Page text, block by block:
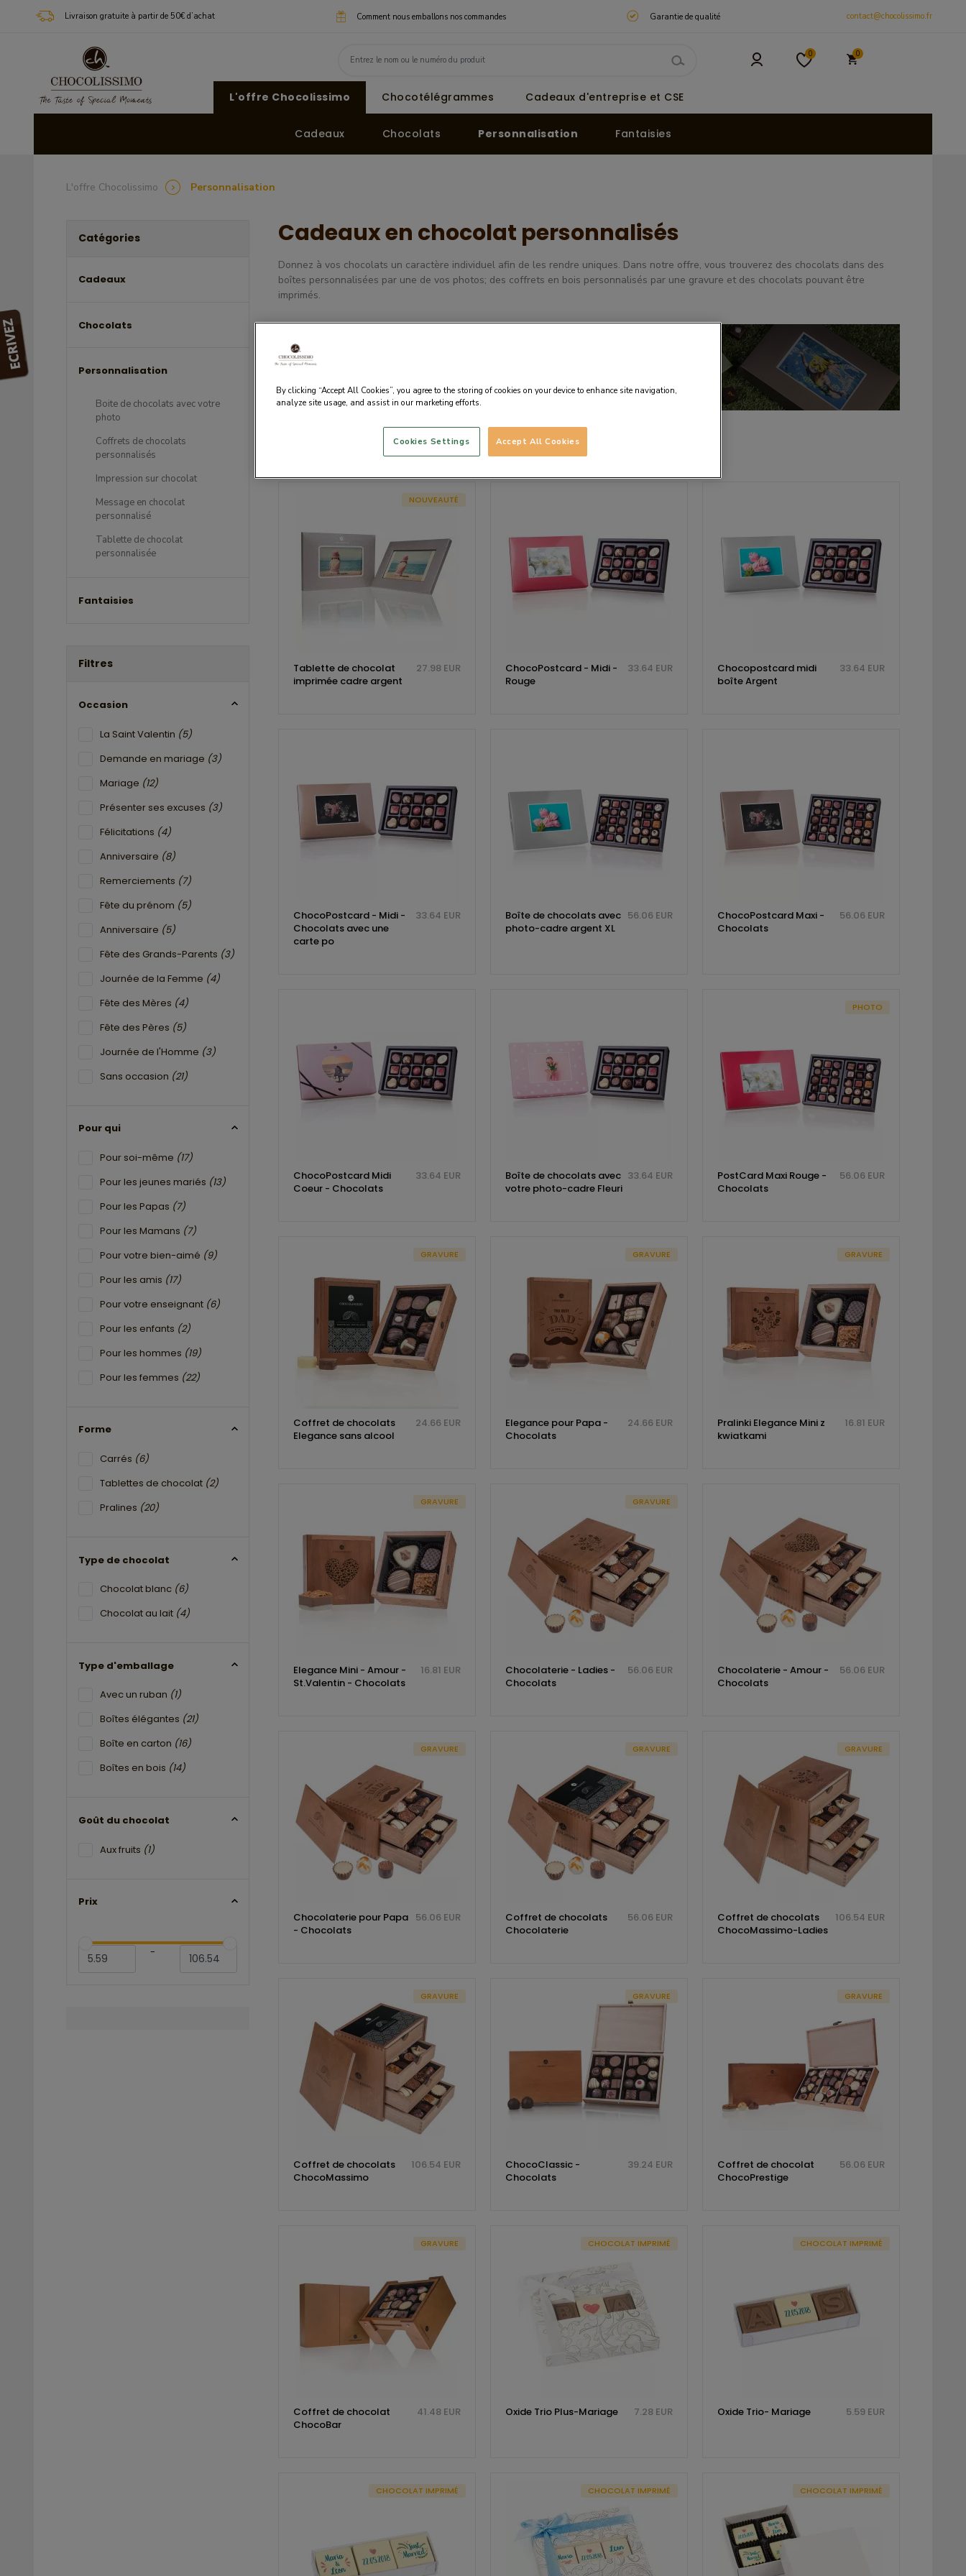
Livraison gratuite à partir de 50€ d’achat Comment nous emballons nos commandes Garantie de qualité contact@chocolissimo.fr
0 0
L'offre Chocolissimo Chocotélégrammes Cadeaux d'entreprise et CSE
Cadeaux Chocolats Personnalisation Fantaisies
L'offre Chocolissimo Personnalisation
Catégories
Cadeaux
Chocolats
Personnalisation
Boite de chocolats avec votre
photo
Coffrets de chocolats
personnalisés
Impression sur chocolat
Message en chocolat
personnalisé
Tablette de chocolat
personnalisée
Fantaisies
Filtres
Occasion
La Saint Valentin (5)
Demande en mariage (3)
Mariage (12)
Présenter ses excuses (3)
Félicitations (4)
Anniversaire (8)
Remerciements (7)
Fête du prénom (5)
Anniversaire (5)
Fête des Grands-Parents (3)
Journée de la Femme (4)
Fête des Mères (4)
Fête des Pères (5)
Journée de l'Homme (3)
Sans occasion (21)
Pour qui
Pour soi-même (17)
Pour les jeunes mariés (13)
Pour les Papas (7)
Pour les Mamans (7)
Pour votre bien-aimé (9)
Pour les amis (17)
Pour votre enseignant (6)
Pour les enfants (2)
Pour les hommes (19)
Pour les femmes (22)
Forme
Carrés (6)
Tablettes de chocolat (2)
Pralines (20)
Type de chocolat
Chocolat blanc (6)
Chocolat au lait (4)
Type d'emballage
Avec un ruban (1)
Boîtes élégantes (21)
Boîte en carton (16)
Boîtes en bois (14)
Goût du chocolat
Aux fruits (1)
Prix
-
Cadeaux en chocolat personnalisés
Donnez à vos chocolats un caractère individuel afin de les rendre uniques. Dans notre offre, vous trouverez des chocolats dans des
boîtes personnalisées par une de vos photos; des coffrets en bois personnalisés par une gravure et des chocolats pouvant être
imprimés.
Personnalisation
Par défaut
NOUVEAUTÉ
Tablette de chocolat
imprimée cadre argent
27.98 EUR
ChocoPostcard - Midi -
Rouge
33.64 EUR
Chocopostcard midi
boîte Argent
33.64 EUR
ChocoPostcard - Midi -
Chocolats avec une
carte po
33.64 EUR
Boîte de chocolats avec
photo-cadre argent XL
56.06 EUR
ChocoPostcard Maxi -
Chocolats
56.06 EUR
ChocoPostcard Midi
Coeur - Chocolats
33.64 EUR
Boîte de chocolats avec
votre photo-cadre Fleuri
33.64 EUR
PHOTO
PostCard Maxi Rouge -
Chocolats
56.06 EUR
GRAVURE
Coffret de chocolats
Elegance sans alcool
24.66 EUR
GRAVURE
Elegance pour Papa -
Chocolats
24.66 EUR
GRAVURE
Pralinki Elegance Mini z
kwiatkami
16.81 EUR
GRAVURE
Elegance Mini - Amour -
St.Valentin - Chocolats
16.81 EUR
GRAVURE
Chocolaterie - Ladies -
Chocolats
56.06 EUR
Chocolaterie - Amour -
Chocolats
56.06 EUR
GRAVURE
Chocolaterie pour Papa
- Chocolats
56.06 EUR
GRAVURE
Coffret de chocolats
Chocolaterie
56.06 EUR
GRAVURE
Coffret de chocolats
ChocoMassimo-Ladies
106.54 EUR
GRAVURE
Coffret de chocolats
ChocoMassimo
106.54 EUR
GRAVURE
ChocoClassic -
Chocolats
39.24 EUR
GRAVURE
Coffret de chocolat
ChocoPrestige
56.06 EUR
GRAVURE
Coffret de chocolat
ChocoBar
41.48 EUR
CHOCOLAT IMPRIMÉ
Oxide Trio Plus-Mariage 7.28 EUR
CHOCOLAT IMPRIMÉ
Oxide Trio- Mariage 5.59 EUR
CHOCOLAT IMPRIMÉ CHOCOLAT IMPRIMÉ CHOCOLAT IMPRIMÉ
By clicking “Accept All Cookies”, you agree to the storing of cookies on your device to enhance site navigation,
analyze site usage, and assist in our marketing efforts.
Accept All Cookies
Cookies Settings